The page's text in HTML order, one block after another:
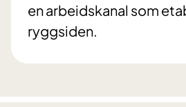
en arbeidskanal som
ryggsiden.